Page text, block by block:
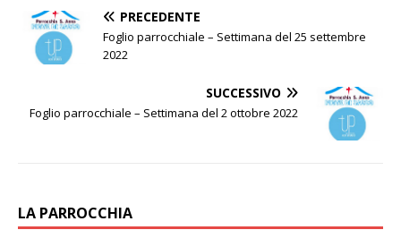
PRECEDENTE
Foglio parrocchiale – Settimana del 25 settembre
2022
SUCCESSIVO
Foglio parrocchiale – Settimana del 2 ottobre 2022
LA PARROCCHIA